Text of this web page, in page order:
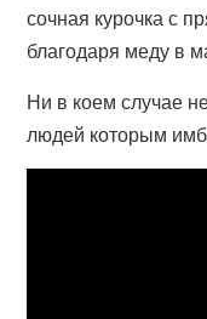
сочная курочка с
благодаря меду в
Ни в коем случае
людей которым